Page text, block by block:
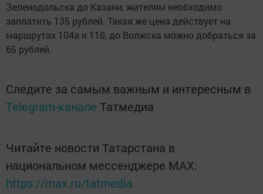
Зеленодольска до Казани, жителям необходимо
заплатить 135 рублей. Такая же цена действует на
маршрутах 104а и 110, до Волжска можно добраться за
65 рублей.
Следите за самым важным и интересным в
Telegram-канале Татмедиа
Читайте новости Татарстана в
национальном мессенджере MАХ:
https://max.ru/tatmedia